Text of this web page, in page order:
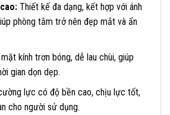
Thiết kế đa dạng, kết hợp với ánh
phòng tắm trở nên đẹp mắt và ấn
kính trơn bóng, dễ lau chùi, giúp
gian dọn dẹp.
lực có độ bền cao, chịu lực tốt,
cho người sử dụng.